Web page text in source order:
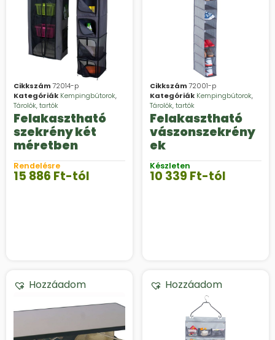
Cikkszám72014-p
Kategóriák Kempingbútorok,
Tárolók, tartók
Felakasztható
szekrény két
méretben
Rendelésre
15 886 Ft-tól
Cikkszám72001-p
Kategóriák Kempingbútorok,
Tárolók, tartók
Felakasztható
vászonszekrény
ek
Készleten
10 339 Ft-tól
Hozzáadom Hozzáadom